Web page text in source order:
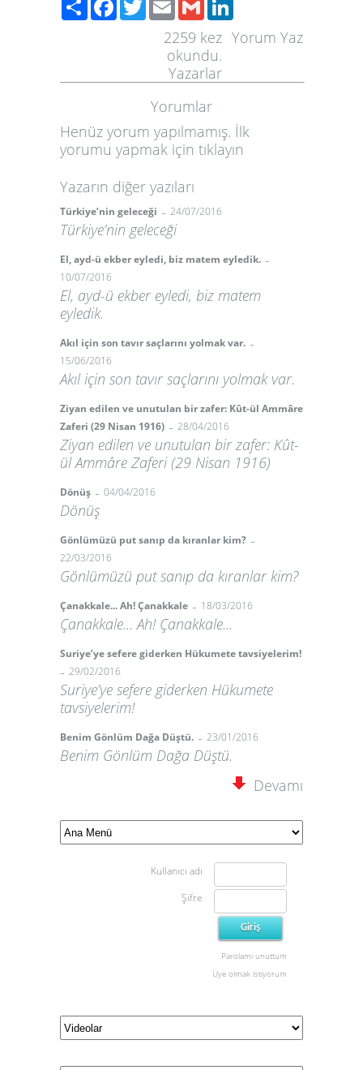
Yorum Yaz
2259 kez
okundu.
Yazarlar
Yorumlar
Henüz yorum yapılmamış. İlk
yorumu yapmak için tıklayın
Yazarın diğer yazıları
Türkiye’nin geleceği - 24/07/2016
Türkiye’nin geleceği
El, ayd-ü ekber eyledi, biz matem eyledik. -
10/07/2016
El, ayd-ü ekber eyledi, biz matem
eyledik.
Akıl için son tavır saçlarını yolmak var. -
15/06/2016
Akıl için son tavır saçlarını yolmak var.
Ziyan edilen ve unutulan bir zafer: Kût-ül Ammâre
Zaferi (29 Nisan 1916) - 28/04/2016
Ziyan edilen ve unutulan bir zafer: Kût-
ül Ammâre Zaferi (29 Nisan 1916)
Dönüş - 04/04/2016
Dönüş
Gönlümüzü put sanıp da kıranlar kim? -
22/03/2016
Gönlümüzü put sanıp da kıranlar kim?
Çanakkale... Ah! Çanakkale - 18/03/2016
Çanakkale... Ah! Çanakkale...
Suriye’ye sefere giderken Hükumete tavsiyelerim!
- 29/02/2016
Suriye’ye sefere giderken Hükumete
tavsiyelerim!
Benim Gönlüm Dağa Düştü. - 23/01/2016
Benim Gönlüm Dağa Düştü.
Devamı
Kullanıcı adı
Şifre
Parolamı unuttum
Üye olmak istiyorum